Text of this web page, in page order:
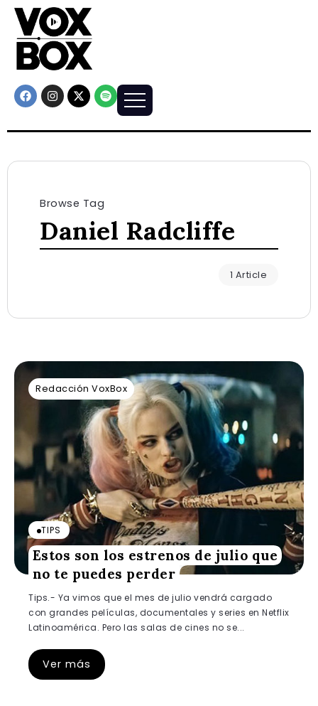
Browse Tag
Daniel Radcliffe
1 Article
Redacción VoxBox
TIPS
Estos son los estrenos de julio que
no te puedes perder
Tips.- Ya vimos que el mes de julio vendrá cargado
con grandes películas, documentales y series en Netflix
Latinoamérica. Pero las salas de cines no se...
Ver más